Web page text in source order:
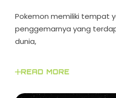
Pokemon memiliki tempat
penggemarnya yang
dunia,
READ MORE